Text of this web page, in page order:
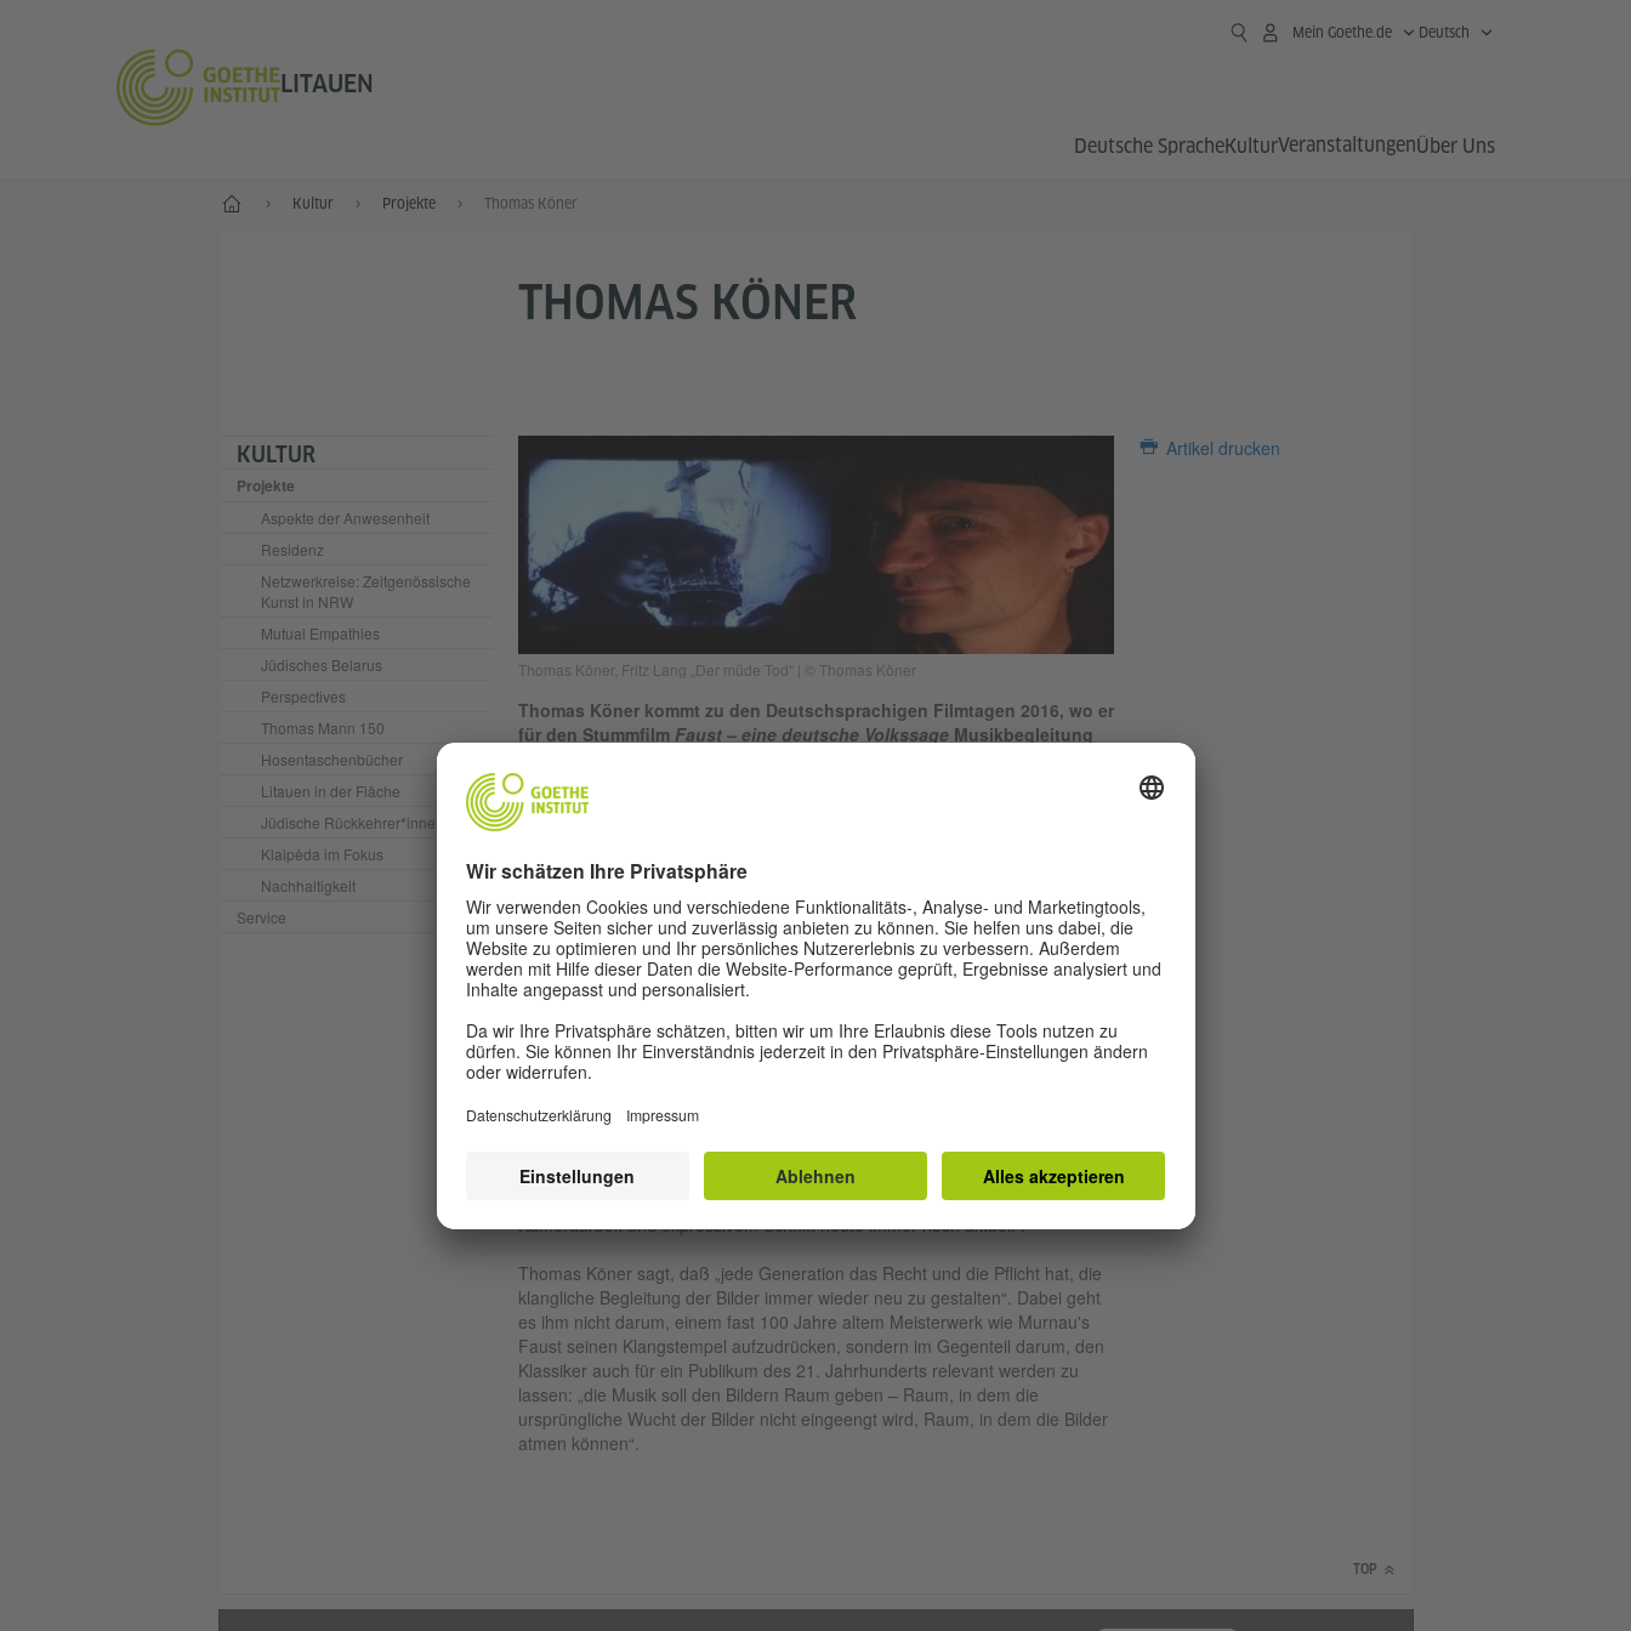
LITAUEN
Mein Goethe.de Deutsch
Deutsche SpracheKulturVeranstaltungenÜber Uns
Start Kultur Projekte Thomas Köner
KULTUR
Projekte
Aspekte der Anwesenheit
Residenz
Netzwerkreise: Zeitgenössische
Kunst in NRW
Mutual Empathies
Jüdisches Belarus
Perspectives
Thomas Mann 150
Hosentaschenbücher
Litauen in der Fläche
Jüdische Rückkehrer*innen
Klaipėda im Fokus
Nachhaltigkeit
Service
THOMAS KÖNER
Thomas Köner, Fritz Lang „Der müde Tod“ | © Thomas Köner
Thomas Köner kommt zu den Deutschsprachigen Filmtagen 2016, wo er
für den Stummfilm Faust – eine deutsche VolkssageMusikbegleitung
Thomas Köner gestaltet seit 18 Jahren Musik für Stummfilme, die er zumeist
Faust entstand als eine Auftragsarbeit für das Auditorium du Louvre in Paris
und wurde dort 2013 im Begleitprogramm der großen De l'Allemagne 1800 -
1939 Ausstellung im Louvre uraufgeführt.
Die Performance mit Faust eröffnete 2014 die Semana de Cine Aleman in
Mexico City und war ebenfalls ein großer Erfolg im Tourprogramm des Audi
Festival of German Film in Australien 2015.
Köner, der in den 90er Jahren für ein Filmtonstudio als Sound Designer
arbeitete, verflechtet in seinen Kompositionen Elemente aus dem Sound
und Töne haben eine unterschiedliche Haltbarkeitsdauer“ sagt Köner, „Musik
erscheint uns sehr viel schneller unmodern. Ein Schlager aus den 1920er
Jahren wirkt im Vergleich zu einer heutigen Produktion beinahe antik.
Hingegen sind Bilder eines Fritz Lang oder F.W. Murnau mit ihrer fesselnden
Kameraarbeit und expressivem Schnitt heute immer noch aktuell“.
Thomas Köner sagt, daß „jede Generation das Recht und die Pflicht hat, die
klangliche Begleitung der Bilder immer wieder neu zu gestalten“. Dabei geht
es ihm nicht darum, einem fast 100 Jahre altem Meisterwerk wie Murnau's
Faust seinen Klangstempel aufzudrücken, sondern im Gegenteil darum, den
Klassiker auch für ein Publikum des 21. Jahrhunderts relevant werden zu
lassen: „die Musik soll den Bildern Raum geben – Raum, in dem die
ursprüngliche Wucht der Bilder nicht eingeengt wird, Raum, in dem die Bilder
atmen können“.
Artikel drucken
TOP